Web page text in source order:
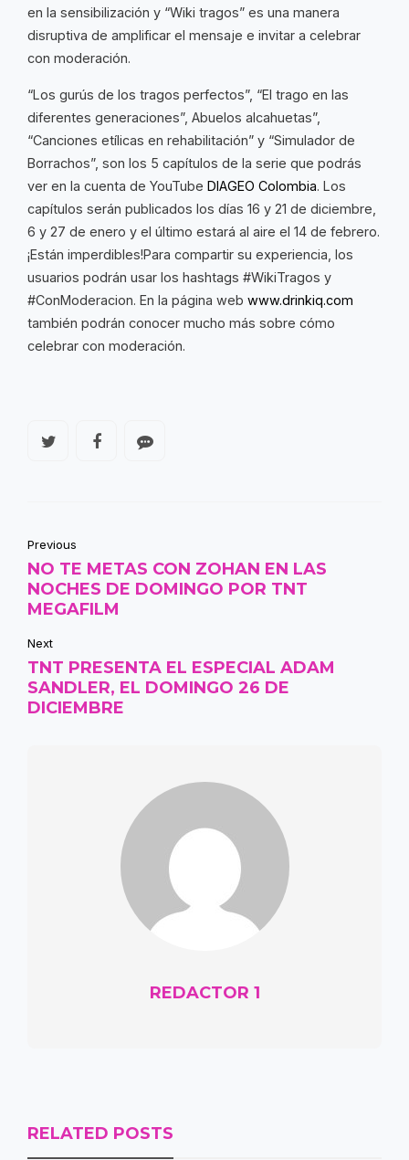
en la sensibilización y “Wiki tragos” es una manera
disruptiva de amplificar el mensaje e invitar a celebrar
con moderación.
“Los gurús de los tragos perfectos”, “El trago en las
diferentes generaciones”, Abuelos alcahuetas”,
“Canciones etílicas en rehabilitación” y “Simulador de
Borrachos”, son los 5 capítulos de la serie que podrás
ver en la cuenta de YouTube DIAGEO Colombia. Los
capítulos serán publicados los días 16 y 21 de diciembre,
6 y 27 de enero y el último estará al aire el 14 de febrero.
¡Están imperdibles!Para compartir su experiencia, los
usuarios podrán usar los hashtags #WikiTragos y
#ConModeracion. En la página web www.drinkiq.com
también podrán conocer mucho más sobre cómo
celebrar con moderación.
Previous
NO TE METAS CON ZOHAN EN LAS
NOCHES DE DOMINGO POR TNT
MEGAFILM
Next
TNT PRESENTA EL ESPECIAL ADAM
SANDLER, EL DOMINGO 26 DE
DICIEMBRE
REDACTOR 1
RELATED POSTS